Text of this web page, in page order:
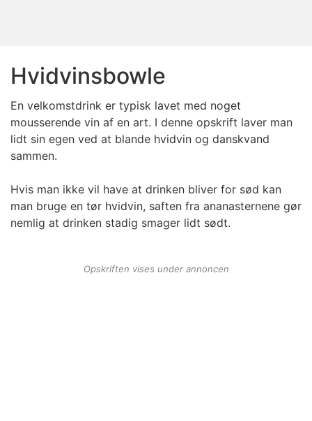
Hvidvinsbowle
En velkomstdrink er typisk lavet med noget
mousserende vin af en art. I denne opskrift laver man
lidt sin egen ved at blande hvidvin og danskvand
sammen.
Hvis man ikke vil have at drinken bliver for sød kan
man bruge en tør hvidvin, saften fra ananasternene gør
nemlig at drinken stadig smager lidt sødt.
Opskriften vises under annoncen